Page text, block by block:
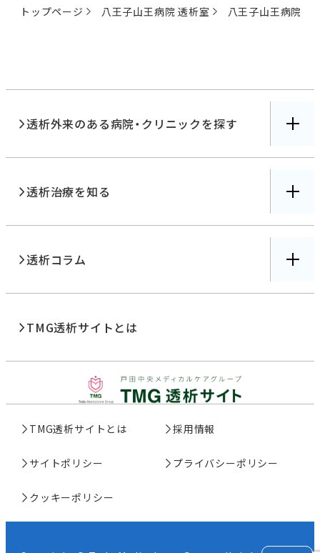
トップページ 八王子山王病院 透析室 八王子山王病院
透析外来のある病院・クリニックを探す
透析治療を知る
透析コラム
TMG透析サイトとは
TMG透析サイトとは 採用情報
サイトポリシー プライバシーポリシー
クッキーポリシー